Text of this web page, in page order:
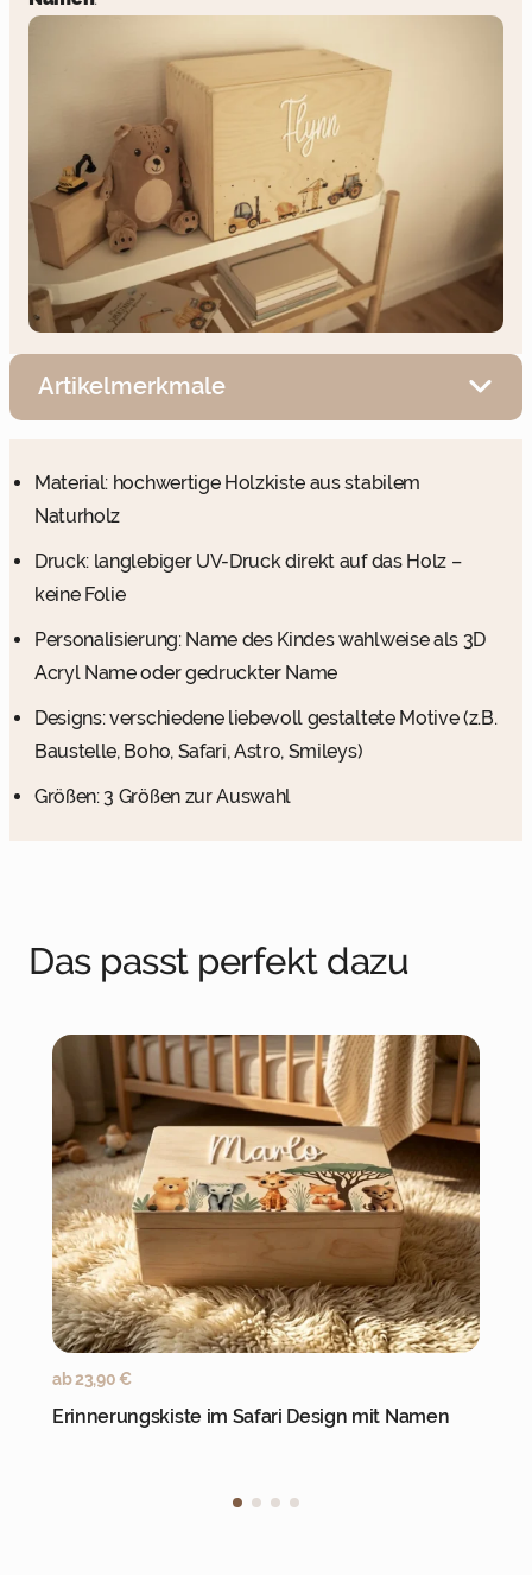
Artikelmerkmale
Material: hochwertige Holzkiste aus stabilem
Naturholz
Druck: langlebiger UV-Druck direkt auf das Holz –
keine Folie
Personalisierung: Name des Kindes wahlweise als 3D
Acryl Name oder gedruckter Name
Designs: verschiedene liebevoll gestaltete Motive (z.B.
Baustelle, Boho, Safari, Astro, Smileys)
Größen: 3 Größen zur Auswahl
Das passt perfekt dazu
ab23,90€
Erinnerungskiste im Safari Design mit Namen